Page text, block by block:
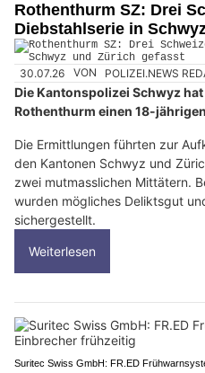
Rothenthurm SZ: Drei
Diebstahlserie in
30.07.26 VON POLIZEI.NEWS
Die Kantonspolizei Schwyz
Rothenthurm einen 18-
Die Ermittlungen führten zur
den Kantonen Schwyz und
zwei mutmasslichen Mittätern.
wurden mögliches Deliktsgut
sichergestellt.
Weiterlesen
Suritec Swiss GmbH: FR.ED